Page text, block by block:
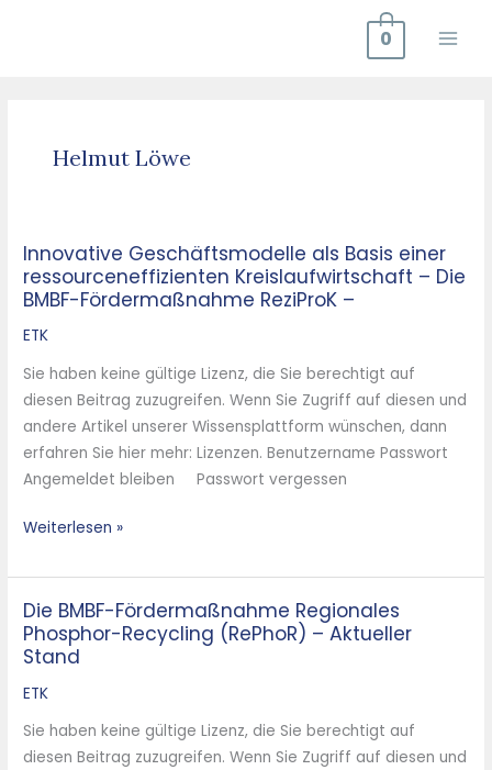
0
Helmut Löwe
Innovative Geschäftsmodelle als Basis einer
ressourceneffizienten Kreislaufwirtschaft – Die
BMBF-Fördermaßnahme ReziProK –
ETK
Sie haben keine gültige Lizenz, die Sie berechtigt auf
diesen Beitrag zuzugreifen. Wenn Sie Zugriff auf diesen und
andere Artikel unserer Wissensplattform wünschen, dann
erfahren Sie hier mehr: Lizenzen. Benutzername Passwort
Angemeldet bleiben Passwort vergessen
Innovative
Geschäftsmodelle
als
Basis
ressourceneffizienten
Kreislaufwirtschaft
–
Die
BMBF-
Fördermaßnahme
Weiterlesen »
Die BMBF-Fördermaßnahme Regionales
Phosphor-Recycling (RePhoR) – Aktueller
Stand
ETK
Sie haben keine gültige Lizenz, die Sie berechtigt auf
diesen Beitrag zuzugreifen. Wenn Sie Zugriff auf diesen und
Die
BMBF-
Fördermaßnahme
Regionales